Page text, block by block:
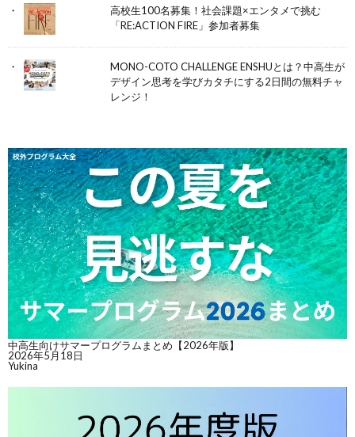
高校生100名募集！社会課題×エンタメで挑む
「RE:ACTION FIRE」参加者募集
MONO-COTO CHALLENGE ENSHUとは？中高生が
デザイン思考を学びカタチにする2日間の無料チャ
レンジ！
中高生向けサマープログラムまとめ【2026年版】
2026年5月18日
Yukina